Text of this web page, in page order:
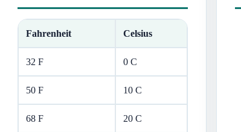
Fahrenheit Celsius
32 F 0 C
50 F 10 C
68 F 20 C